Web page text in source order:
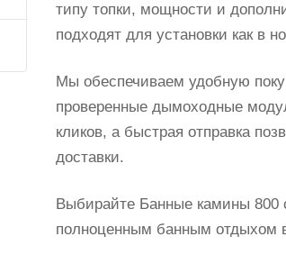
типу топки, мощности и
подходят для установки как в
Мы обеспечиваем удобную
проверенные дымоходные
кликов, а быстрая отправка
доставки.
Выбирайте Банные камины
полноценным банным отдыхом